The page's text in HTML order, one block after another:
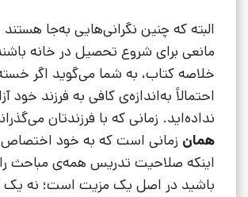
البته که چنین نگرانی‌هایی به‌جا هستند
مانعی برای شروع تحصیل در خانه
خلاصه کتاب، به شما می‌گوید اگر
احتمالاً به‌اندازه‌ی کافی به فرزند خود
نداده‌اید. زمانی که با فرزندتان
همان زمانی است که به خود
اینکه صلاحیت تدریس همه‌ی مباحث
باشید در اصل یک مزیت است؛ نه یک